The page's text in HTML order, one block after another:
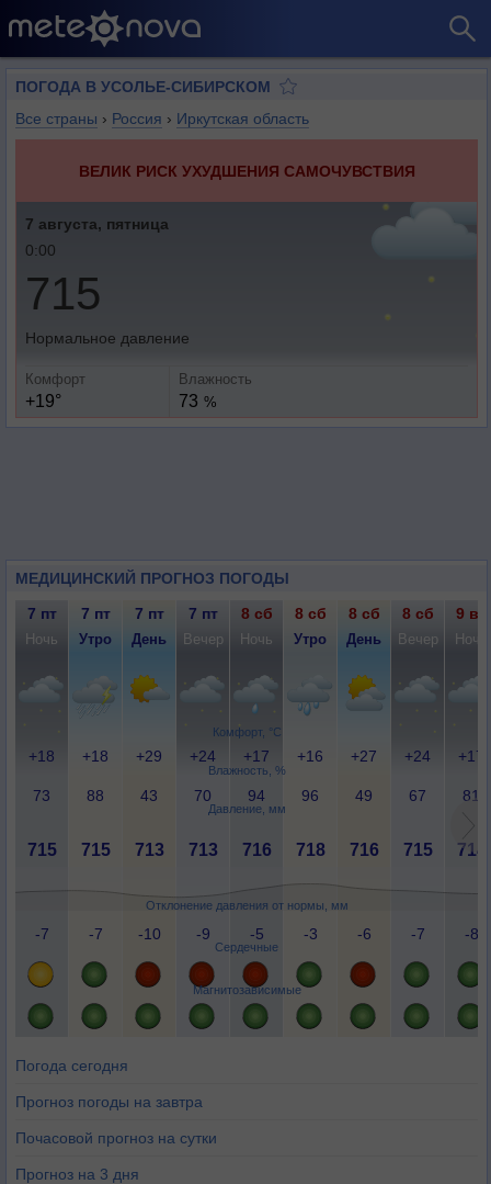
ПОГОДА В УСОЛЬЕ-СИБИРСКОМ
Все страны › Россия › Иркутская область
ВЕЛИК РИСК УХУДШЕНИЯ САМОЧУВСТВИЯ
7 августа, пятница
0:00
715
Нормальное давление
Комфорт
+19°
Влажность
73 %
МЕДИЦИНСКИЙ ПРОГНОЗ ПОГОДЫ
Комфорт, °C
Влажность, %
Давление, мм
Отклонение давления от нормы, мм
Сердечные
Магнитозависимые
7 пт 7 пт 7 пт 7 пт 8 сб 8 сб 8 сб 8 сб 9 вс
Ночь Утро День Вечер Ночь Утро День Вечер Ночь
+18 +18 +29 +24 +17 +16 +27 +24 +17
73 88 43 70 94 96 49 67 81
715 715 713 713 716 718 716 715 714
-7 -7 -10 -9 -5 -3 -6 -7 -8
Погода сегодня
Прогноз погоды на завтра
Почасовой прогноз на сутки
Прогноз на 3 дня